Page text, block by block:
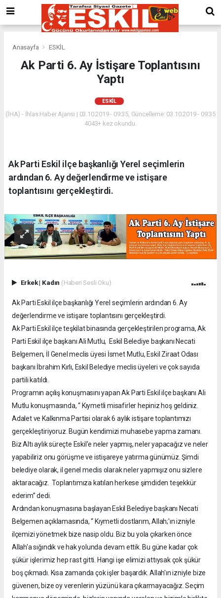
Anasayfa ESKİL
Ak Parti 6. Ay İstişare Toplantısını
Yaptı
ESKİL
(İHA) - İhlas Haber Ajansı | 03.10.2019 - 09:35, Güncelleme: 03.10.2019 - 09:35
4043+ kez okundu.
Ak Parti Eskil ilçe başkanlığı Yerel seçimlerin
ardından 6. Ay değerlendirme ve istişare
toplantısını gerçekleştirdi.
Erkek| Kadın (Haberi Sesli Oku)
Ak Parti Eskil ilçe başkanlığı Yerel seçimlerin ardından 6. Ay
değerlendirme ve istişare toplantısını gerçekleştirdi.
Ak Parti Eskil ilçe teşkilat binasında gerçekleştirilen programa, Ak
Parti Eskil ilçe başkanı Ali Mutlu, Eskil Belediye başkanı Necati
Belgemen, İl Genel meclis üyesi İsmet Mutlu, Eskil Ziraat Odası
başkanı İbrahim Kırlı, Eskil Belediye meclis üyeleri ve çok sayıda
partili katıldı.
Programın açılış konuşmasını yapan Ak Parti Eskil ilçe başkanı Ali
Mutlu konuşmasında, “ Kıymetli misafirler hepiniz hoş geldiniz.
Adalet ve Kalkınma Partisi olarak 6 aylık istişare toplantımızı
gerçekleştiriyoruz. Bugün kendimizi muhasebe yapma zamanı.
Biz Altı aylık süreçte Eskil'e neler yapmış, neler yapacağız ve neler
yapabiliriz onu görüşme ve istişareye yatırma günümüz. Şimdi
belediye olarak, il genel meclis olarak neler yapmışız onu sizlere
aktaracağız. Toplantımıza katılan herkese şimdiden teşekkür
ederim” dedi.
Ardından konuşmasına başlayan Eskil Belediye başkanı Necati
Belgemen açıklamasında, “ Kıymetli dostlarım, Allah;'ın izniyle
ilçemizi yönetmek bize nasip oldu. Biz bu yola çıkarken önce
Allah'a sığındık ve hak yolunda devam ettik. Bu güne kadar çok
şükür işlerimiz hep rast gitti. Hangi işe elimizi attıysak çok şükür
boş çıkmadı. Kısa zamanda çok işler başardık. Allah'ın izniyle bize
güvenen, bize oy verenlerin yüzünü kara çıkarmayacağız. Seçim